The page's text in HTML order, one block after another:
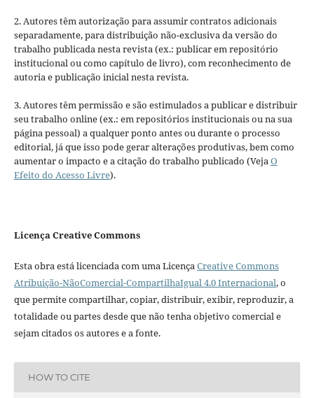
2. Autores têm autorização para assumir contratos adicionais
separadamente, para distribuição não-exclusiva da versão do
trabalho publicada nesta revista (ex.: publicar em repositório
institucional ou como capítulo de livro), com reconhecimento de
autoria e publicação inicial nesta revista.
3. Autores têm permissão e são estimulados a publicar e distribuir
seu trabalho online (ex.: em repositórios institucionais ou na sua
página pessoal) a qualquer ponto antes ou durante o processo
editorial, já que isso pode gerar alterações produtivas, bem como
aumentar o impacto e a citação do trabalho publicado (VejaO
Efeito do Acesso Livre).
Licença Creative Commons
Esta obra está licenciada com uma LicençaCreative Commons
Atribuição-NãoComercial-CompartilhaIgual 4.0 Internacional, o
que permite compartilhar, copiar, distribuir, exibir, reproduzir, a
totalidade ou partes desde que não tenha objetivo comercial e
sejam citados os autores e a fonte.
HOW TO CITE